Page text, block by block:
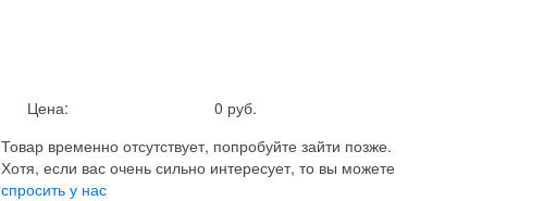
Цена:
0 руб.
Товар временно отсутствует, попробуйте зайти позже.
Хотя, если вас очень сильно интересует, то вы можете
спросить у нас